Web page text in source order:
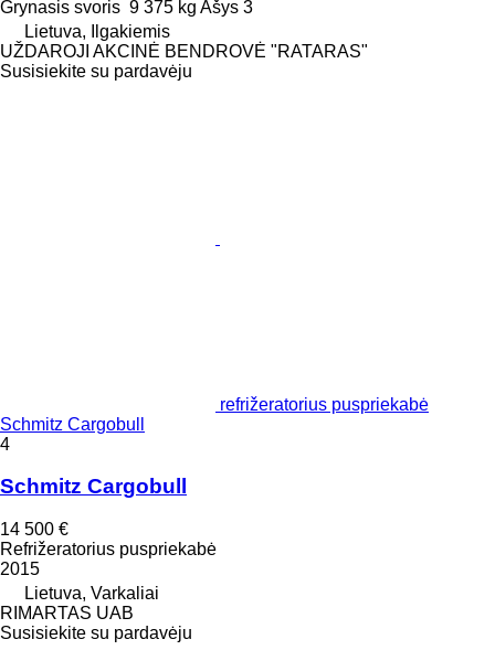
Grynasis svoris 9 375 kg Ašys 3
Lietuva, Ilgakiemis
UŽDAROJI AKCINĖ BENDROVĖ "RATARAS"
Susisiekite su pardavėju
refrižeratorius puspriekabė
Schmitz Cargobull
4
Schmitz Cargobull
14 500 €
Refrižeratorius puspriekabė
2015
Lietuva, Varkaliai
RIMARTAS UAB
Susisiekite su pardavėju